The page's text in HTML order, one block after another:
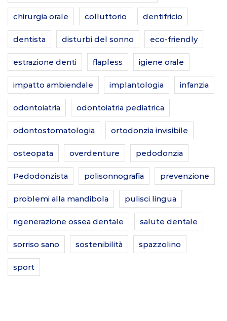
chirurgia orale colluttorio dentifricio
dentista disturbi del sonno eco-friendly
estrazione denti flapless igiene orale
impatto ambiendale implantologia infanzia
odontoiatria odontoiatria pediatrica
odontostomatologia ortodonzia invisibile
osteopata overdenture pedodonzia
Pedodonzista polisonnografia prevenzione
problemi alla mandibola pulisci lingua
rigenerazione ossea dentale salute dentale
sorriso sano sostenibilità spazzolino
sport